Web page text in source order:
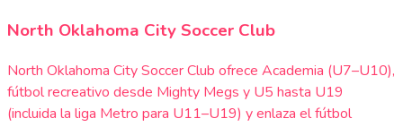
North Oklahoma City Soccer Club
North Oklahoma City Soccer Club ofrece Academia (U7–U10),
fútbol recreativo desde Mighty Megs y U5 hasta U19
(incluida la liga Metro para U11–U19) y enlaza el fútbol